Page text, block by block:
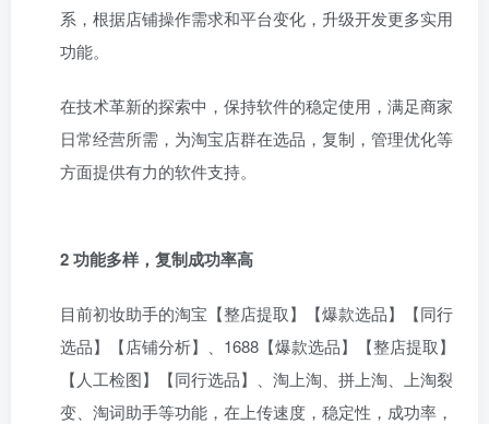
系，根据店铺操作需求和平台变化，升级开发更多实用
功能。
在技术革新的探索中，保持软件的稳定使用，满足商家
日常经营所需，为淘宝店群在选品，复制，管理优化等
方面提供有力的软件支持。
2 功能多样，复制成功率高
目前初妆助手的淘宝【整店提取】【爆款选品】【同行
选品】【店铺分析】、1688【爆款选品】【整店提取】
【人工检图】【同行选品】、淘上淘、拼上淘、上淘裂
变、淘词助手等功能，在上传速度，稳定性，成功率，